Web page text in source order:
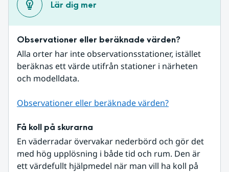
Lär dig mer
Observationer eller beräknade värden?
Alla orter har inte observationsstationer, istället
beräknas ett värde utifrån stationer i närheten
och modelldata.
Observationer eller beräknade värden?
Få koll på skurarna
En väderradar övervakar nederbörd och gör det
med hög upplösning i både tid och rum. Den är
ett värdefullt hjälpmedel när man vill ha koll på